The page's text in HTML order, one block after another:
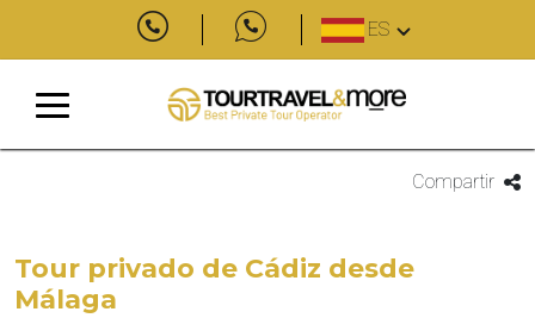
ES
Compartir
Tour privado de Cádiz desde
Málaga